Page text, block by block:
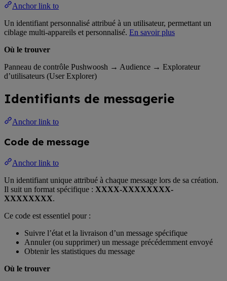
Anchor link to
Un identifiant personnalisé attribué à un utilisateur, permettant un
ciblage multi-appareils et personnalisé. En savoir plus
Où le trouver
Panneau de contrôle Pushwoosh → Audience → Explorateur
d’utilisateurs (User Explorer)
Identifiants de messagerie
Anchor link to
Code de message
Anchor link to
Un identifiant unique attribué à chaque message lors de sa création.
Il suit un format spécifique : XXXX-XXXXXXXX-
XXXXXXXX.
Ce code est essentiel pour :
Suivre l’état et la livraison d’un message spécifique
Annuler (ou supprimer) un message précédemment envoyé
Obtenir les statistiques du message
Où le trouver